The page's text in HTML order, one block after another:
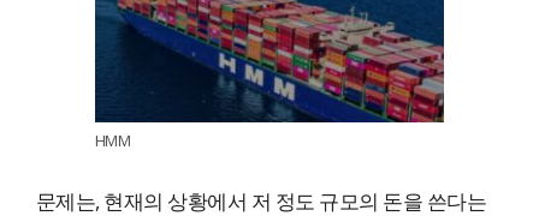
HMM
문제는, 현재의 상황에서 저 정도 규모의 돈을 쓴다는